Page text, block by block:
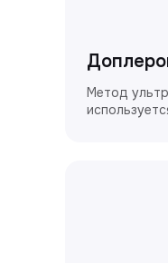
Метод